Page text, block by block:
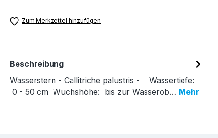
Zum Merkzettel hinzufügen
Beschreibung
Wasserstern - Callitriche palustris - Wassertiefe:
0 - 50 cm Wuchshöhe: bis zur Wasserob… Mehr